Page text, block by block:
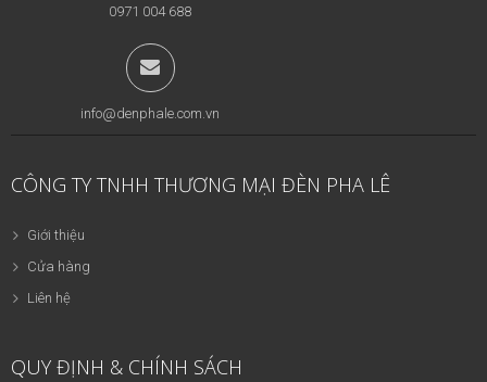
0971 004 688
info@denphale.com.vn
CÔNG TY TNHH THƯƠNG MẠI ĐÈN PHA LÊ
Giới thiệu
Cửa hàng
Liên hệ
QUY ĐỊNH & CHÍNH SÁCH